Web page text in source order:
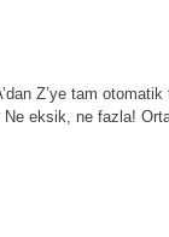
Z’ye tam
eksik, ne fazla!